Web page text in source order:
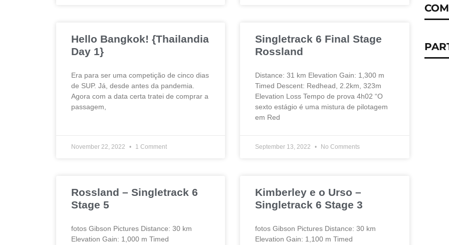
Hello Bangkok! {Thailandia
Day 1}
Era para ser uma competição de cinco dias
de SUP. Já, desde antes da pandemia.
Agora com a data certa tratei de comprar a
passagem,
November 22, 2022 1 Comment
Singletrack 6 Final Stage
Rossland
Distance: 31 km Elevation Gain: 1,300 m
Timed Descent: Redhead, 2.2km, 323m
Elevation Loss Tempo de prova 4h02 “O
sexto estágio é uma mistura de pilotagem
em Red
September 13, 2022 No Comments
Rossland – Singletrack 6
Stage 5
fotos Gibson Pictures Distance: 30 km
Elevation Gain: 1,000 m Timed
Kimberley e o Urso –
Singletrack 6 Stage 3
fotos Gibson Pictures Distance: 30 km
Elevation Gain: 1,100 m Timed